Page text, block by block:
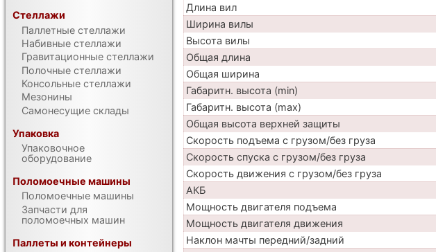
Длина вил
Ширина вилы
Высота вилы
Общая длина
Общая ширина
Габаритн. высота (min)
Габаритн. высота (max)
Общая высота верхней защиты
Скорость подъема с грузом/без груза
Скорость спуска с грузом/без груза
Скорость движения с грузом/без груза
АКБ
Мощность двигателя подъема
Мощность двигателя движения
Наклон мачты передний/задний
Стеллажи
Паллетные стеллажи
Набивные стеллажи
Гравитационные стеллажи
Полочные стеллажи
Консольные стеллажи
Мезонины
Самонесущие склады
Упаковка
Упаковочное
оборудование
Поломоечные машины
Поломоечные машины
Запчасти для
поломоечных машин
Паллеты и контейнеры